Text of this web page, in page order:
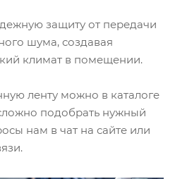
защиту от передачи
шума, создавая
климат в помещении.
ленту можно в каталоге
подобрать нужный
нам в чат на сайте или